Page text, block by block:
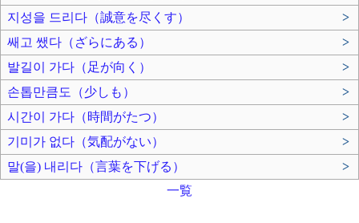
지성을 드리다（誠意を尽くす）
>
쌔고 쌨다（ざらにある）
>
발길이 가다（足が向く）
>
손톱만큼도（少しも）
>
시간이 가다（時間がたつ）
>
기미가 없다（気配がない）
>
말(을) 내리다（言葉を下げる）
>
一覧